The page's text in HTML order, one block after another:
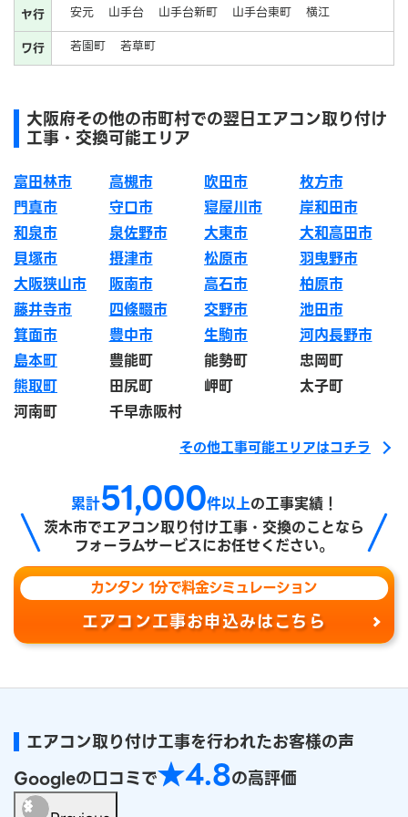
ヤ行 安元 山手台 山手台新町 山手台東町
横江
ワ行
若園町 若草町
大阪府その他の市町村での翌日エアコン取り付け
工事・交換可能エリア
富田林市 高槻市 吹田市
枚方市
門真市
守口市 寝屋川市
岸和田市
和泉市
泉佐野市 大東市
大和高田市
貝塚市
摂津市 松原市
羽曳野市
大阪狭山市
阪南市 高石市
柏原市
藤井寺市
四條畷市 交野市
池田市
箕面市
豊中市 生駒市
河内長野市
島本町
豊能町 能勢町
忠岡町
熊取町
田尻町 岬町
太子町
河南町
千早赤阪村
その他工事可能エリアはコチラ
累計51,000件以上の工事実績！
茨木市でエアコン取り付け工事・交換のことなら
フォーラムサービスにお任せください。
カンタン 1分で料金シミュレーション
エアコン工事お申込みはこちら
エアコン取り付け工事を行われたお客様の声
Googleの口コミで★4.8の高評価